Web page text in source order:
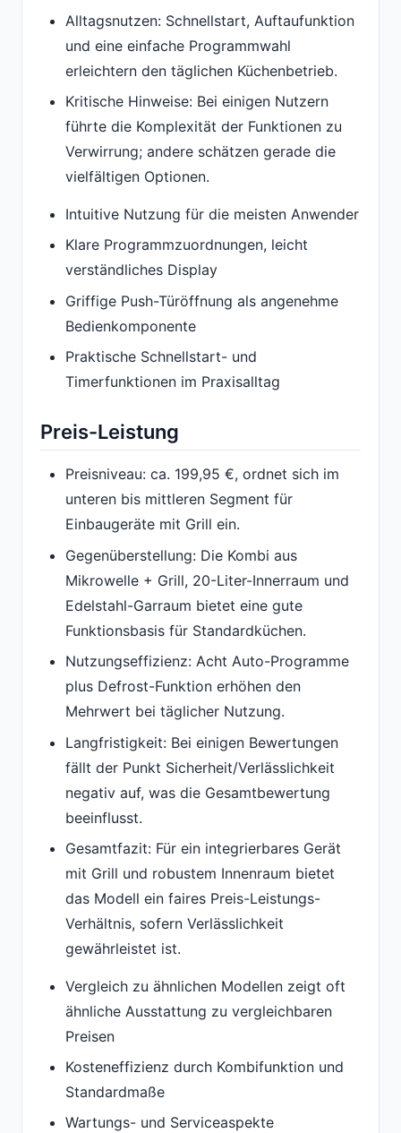
Alltagsnutzen: Schnellstart, Auftaufunktion
und eine einfache Programmwahl
erleichtern den täglichen Küchenbetrieb.
Kritische Hinweise: Bei einigen Nutzern
führte die Komplexität der Funktionen zu
Verwirrung; andere schätzen gerade die
vielfältigen Optionen.
Intuitive Nutzung für die meisten Anwender
Klare Programmzuordnungen, leicht
verständliches Display
Griffige Push-Türöffnung als angenehme
Bedienkomponente
Praktische Schnellstart- und
Timerfunktionen im Praxisalltag
Preis-Leistung
Preisniveau: ca. 199,95 €, ordnet sich im
unteren bis mittleren Segment für
Einbaugeräte mit Grill ein.
Gegenüberstellung: Die Kombi aus
Mikrowelle + Grill, 20-Liter-Innerraum und
Edelstahl-Garraum bietet eine gute
Funktionsbasis für Standardküchen.
Nutzungseffizienz: Acht Auto-Programme
plus Defrost-Funktion erhöhen den
Mehrwert bei täglicher Nutzung.
Langfristigkeit: Bei einigen Bewertungen
fällt der Punkt Sicherheit/Verlässlichkeit
negativ auf, was die Gesamtbewertung
beeinflusst.
Gesamtfazit: Für ein integrierbares Gerät
mit Grill und robustem Innenraum bietet
das Modell ein faires Preis-Leistungs-
Verhältnis, sofern Verlässlichkeit
gewährleistet ist.
Vergleich zu ähnlichen Modellen zeigt oft
ähnliche Ausstattung zu vergleichbaren
Preisen
Kosteneffizienz durch Kombifunktion und
Standardmaße
Wartungs- und Serviceaspekte